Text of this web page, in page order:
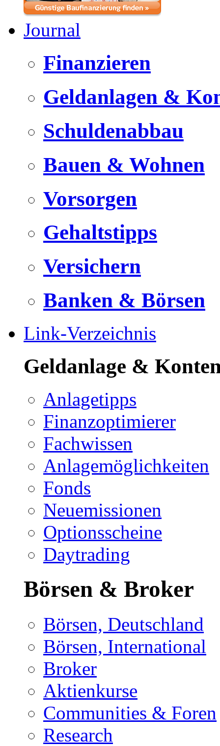
Journal
Finanzieren
Geldanlagen &
Schuldenabbau
Bauen & Wohnen
Vorsorgen
Gehaltstipps
Versichern
Banken & Börsen
Link-Verzeichnis
Geldanlage &
Anlagetipps
Finanzoptimierer
Fachwissen
Anlagemöglichkeiten
Fonds
Neuemissionen
Optionsscheine
Daytrading
Börsen & Broker
Börsen, Deutschland
Börsen, International
Broker
Aktienkurse
Communities & Foren
Research